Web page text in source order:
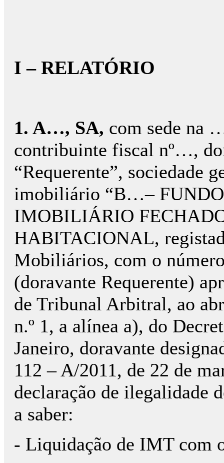
I – RELATÓRIO
1. A…, SA, com sede
contribuinte fiscal nº…,
“Requerente”, sociedade
imobiliário “B…–
IMOBILIÁRIO
HABITACIONAL,
Mobiliários, com o
(doravante Requerente)
de Tribunal Arbitral, ao
n.º 1, a alínea a), do
Janeiro, doravante
112 – A/2011, de 22 de
declaração de ilegalidade
a saber:
- Liquidação de IMT com